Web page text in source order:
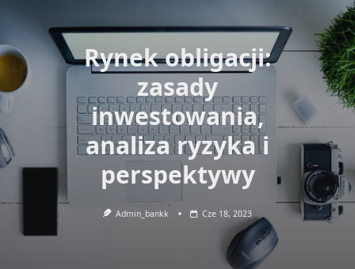
Rynek obligacji:
zasady
inwestowania,
analiza ryzyka i
perspektywy
Admin_bankk Cze 18, 2023